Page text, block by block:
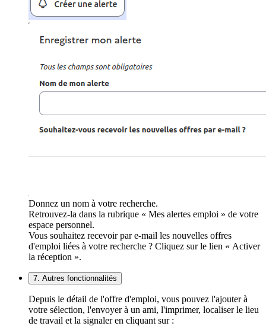
Donnez un nom à votre recherche.
Retrouvez-la dans la rubrique « Mes alertes emploi » de votre
espace personnel.
Vous souhaitez recevoir par e-mail les nouvelles offres
d'emploi liées à votre recherche ? Cliquez sur le lien « Activer
la réception ».
7. Autres fonctionnalités
Depuis le détail de l'offre d'emploi, vous pouvez l'ajouter à
votre sélection, l'envoyer à un ami, l'imprimer, localiser le lieu
de travail et la signaler en cliquant sur :